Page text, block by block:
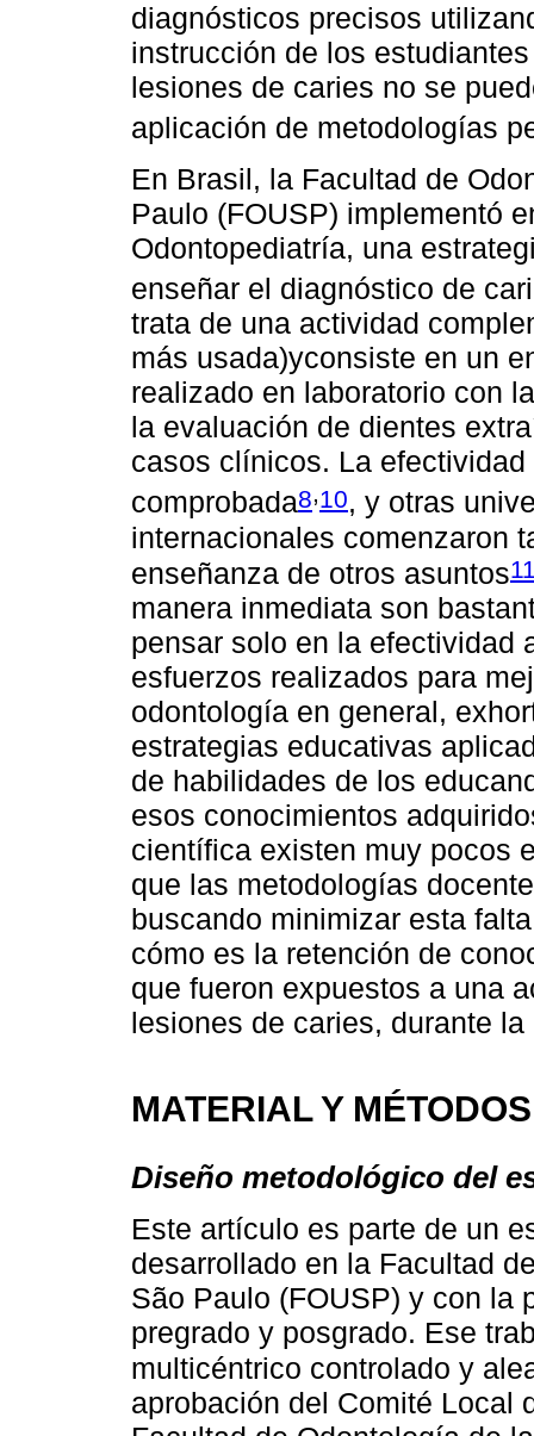
diagnósticos precisos
instrucción de los
lesiones de caries no se
aplicación de metodologías
En Brasil, la Facultad de
Paulo (FOUSP) implementó
Odontopediatría, una
enseñar el diagnóstico de
trata de una actividad
más usada)yconsiste en un
realizado en laboratorio con
la evaluación de dientes
casos clínicos. La
comprobada8,10, y otras
internacionales comenzaron
enseñanza de otros asuntos
manera inmediata son
pensar solo en la efectividad
esfuerzos realizados para
odontología en general,
estrategias educativas
de habilidades de los
esos conocimientos
científica existen muy pocos
que las metodologías
buscando minimizar esta
cómo es la retención de
que fueron expuestos a una
lesiones de caries, durante
MATERIAL Y MÉTODOS
Diseño metodológico del
Este artículo es parte de un
desarrollado en la Facultad
São Paulo (FOUSP) y con la
pregrado y posgrado. Ese
multicéntrico controlado y
aprobación del Comité Local